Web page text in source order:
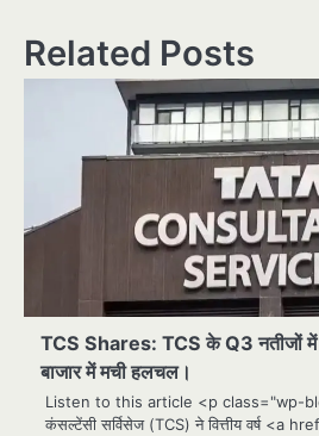
Related Posts
TCS Shares: TCS के Q3 नतीजों में
बाजार में मची हलचल।
Listen to this article <p class="wp-
कंसल्टेंसी सर्विसेज (TCS) ने वित्तीय वर्ष <a